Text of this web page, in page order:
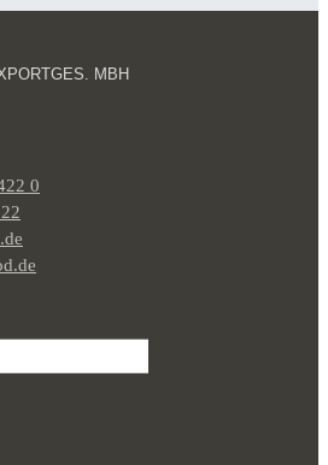
MBH
0